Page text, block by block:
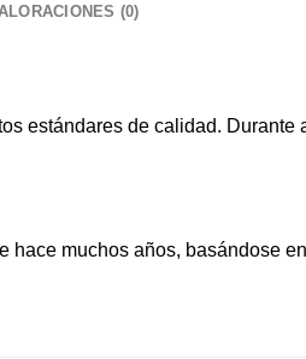
(0)
estándares de calidad. Durante
hace muchos años, basándose